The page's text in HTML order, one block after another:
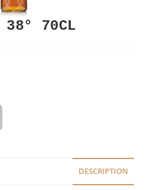
38° 70CL
a
DESCRIPTION